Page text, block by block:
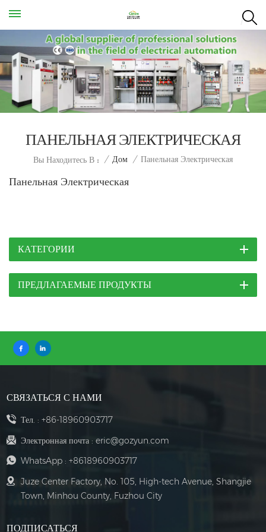
ПАНЕЛЬНАЯ ЭЛЕКТРИЧЕСКАЯ
Вы Находитесь В : / Дом / Панельная Электрическая
Панельная Электрическая
КАТЕГОРИИ
ПРЕДЛАГАЕМЫЕ ПРОДУКТЫ
СВЯЗАТЬСЯ С НАМИ
Тел. : +86-18960903717
Электронная почта : eric@gozyun.com
WhatsApp : +8618960903717
Juze Center Factory, No. 105, High-tech Avenue, Shangjie
Town, Minhou County, Fuzhou City
ПОДПИСАТЬСЯ